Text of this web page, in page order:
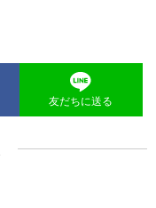
友だちに送る